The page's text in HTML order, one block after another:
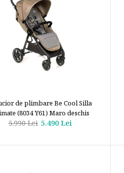
de plimbare Be Cool Silla
(8034 Y61) Maro deschis
5.990 Lei 5.490 Lei